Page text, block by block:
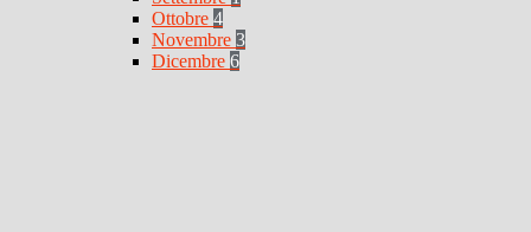
Ottobre 4
Novembre 3
Dicembre 6